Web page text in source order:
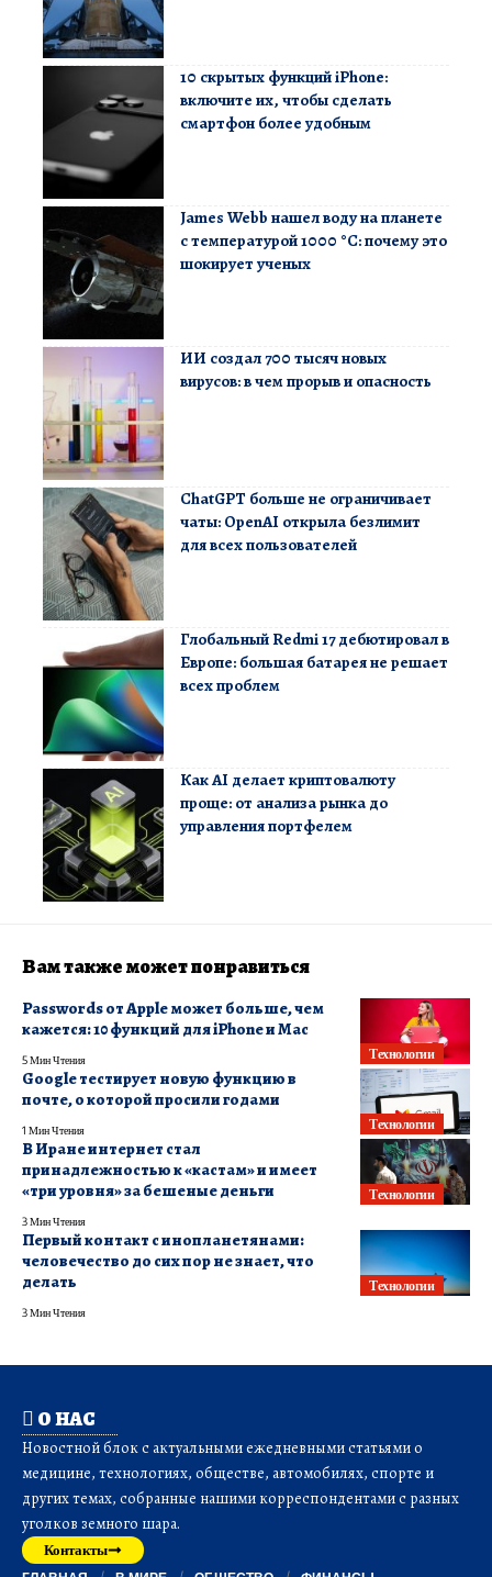
10 скрытых функций iPhone:
включите их, чтобы сделать
смартфон более удобным
James Webb нашел воду на планете
с температурой 1000 °C: почему это
шокирует ученых
ИИ создал 700 тысяч новых
вирусов: в чем прорыв и опасность
ChatGPT больше не ограничивает
чаты: OpenAI открыла безлимит
для всех пользователей
Глобальный Redmi 17 дебютировал в
Европе: большая батарея не решает
всех проблем
Как AI делает криптовалюту
проще: от анализа рынка до
управления портфелем
Вам также может понравиться
Технологии
Passwords от Apple может больше, чем
кажется: 10 функций для iPhone и Mac
5 Мин Чтения
Технологии
Google тестирует новую функцию в
почте, о которой просили годами
1 Мин Чтения
Технологии
В Иране интернет стал
принадлежностью к «кастам» и имеет
«три уровня» за бешеные деньги
3 Мин Чтения
Технологии
Первый контакт с инопланетянами:
человечество до сих пор не знает, что
делать
3 Мин Чтения
О НАС
Новостной блок с актуальными ежедневными статьями о
медицине, технологиях, обществе, автомобилях, спорте и
других темах, собранные нашими корреспондентами с разных
уголков земного шара.
Контакты